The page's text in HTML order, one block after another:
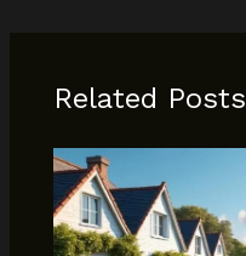
Related Posts